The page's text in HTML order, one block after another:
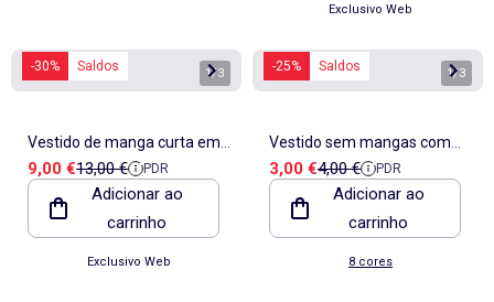
Exclusivo Web
-30% Saldos 1/3
Vestido de manga curta em
ganga leve
Preço de venda
9,00 €Preço de referência
13,00 € PDR
Adicionar ao
carrinho
Exclusivo Web
-25% Saldos 1/3
Vestido sem mangas com
mensagem
Preço de venda
3,00 €Preço de referência
4,00 € PDR
Adicionar ao
carrinho
8 cores